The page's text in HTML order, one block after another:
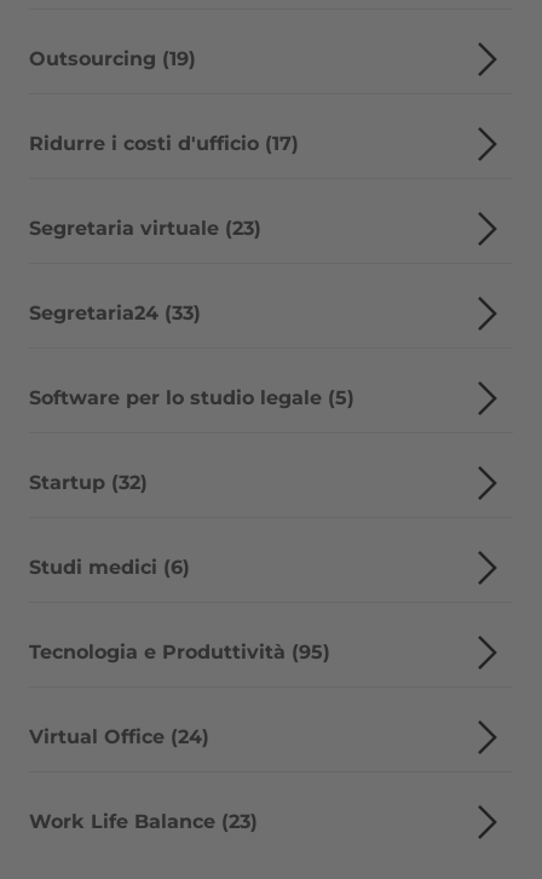
Outsourcing (19)
Ridurre i costi d'ufficio (17)
Segretaria virtuale (23)
Segretaria24 (33)
Software per lo studio legale (5)
Startup (32)
Studi medici (6)
Tecnologia e Produttività (95)
Virtual Office (24)
Work Life Balance (23)